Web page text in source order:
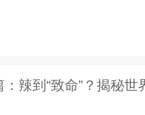
辣到“致命”？揭秘世界